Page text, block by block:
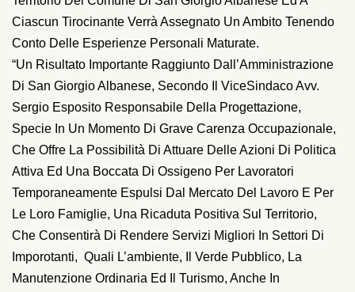
Ciascun Tirocinante Verrà Assegnato Un Ambito Tenendo
Conto Delle Esperienze Personali Maturate.
“Un Risultato Importante Raggiunto Dall’Amministrazione
Di San Giorgio Albanese, Secondo Il ViceSindaco Avv.
Sergio Esposito Responsabile Della Progettazione,
Specie In Un Momento Di Grave Carenza Occupazionale,
Che Offre La Possibilità Di Attuare Delle Azioni Di Politica
Attiva Ed Una Boccata Di Ossigeno Per Lavoratori
Temporaneamente Espulsi Dal Mercato Del Lavoro E Per
Le Loro Famiglie, Una Ricaduta Positiva Sul Territorio,
Che Consentirà Di Rendere Servizi Migliori In Settori Di
Imporotanti, Quali L’ambiente, Il Verde Pubblico, La
Manutenzione Ordinaria Ed Il Turismo, Anche In